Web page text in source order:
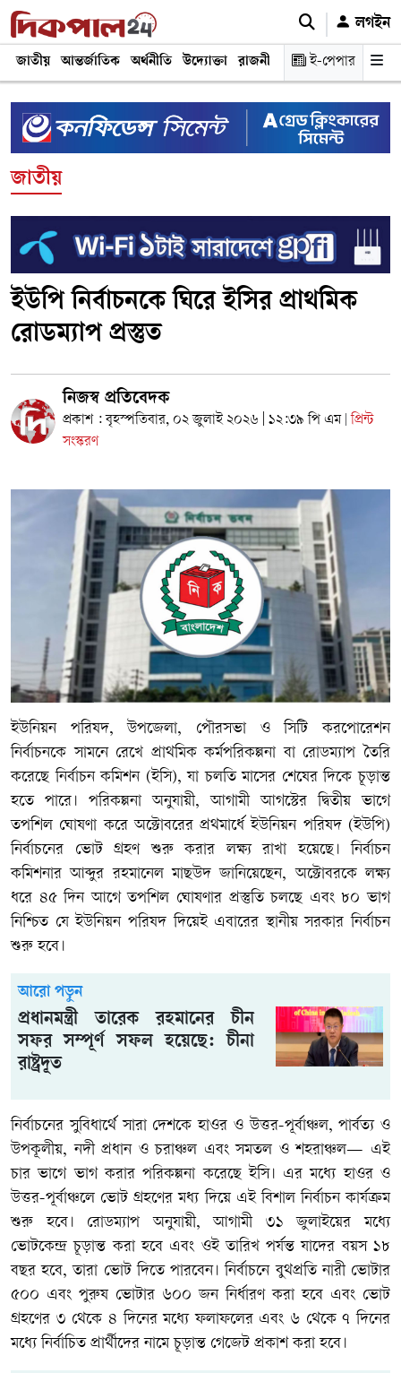
লগইন
জাতীয় আন্তর্জাতিক অর্থনীতি উদ্যোক্তা রাজনীতি শিক্ষা স্বাস্থ্য ও
ই-পেপার
জাতীয়
ইউপি নির্বাচনকে ঘিরে ইসির প্রাথমিক
রোডম্যাপ প্রস্তুত
নিজস্ব প্রতিবেদক
প্রকাশ : বৃহস্পতিবার, ০২ জুলাই ২০২৬ | ১২:৩৯ পি এম
প্রিন্ট
সংস্করণ
ইউনিয়ন পরিষদ, উপজেলা, পৌরসভা ও সিটি করপোরেশন
নির্বাচনকে সামনে রেখে প্রাথমিক কর্মপরিকল্পনা বা রোডম্যাপ তৈরি
করেছে নির্বাচন কমিশন (ইসি), যা চলতি মাসের শেষের দিকে চূড়ান্ত
হতে পারে। পরিকল্পনা অনুযায়ী, আগামী আগস্টের দ্বিতীয় ভাগে
তপশিল ঘোষণা করে অক্টোবরের প্রথমার্ধে ইউনিয়ন পরিষদ (ইউপি)
নির্বাচনের ভোট গ্রহণ শুরু করার লক্ষ্য রাখা হয়েছে। নির্বাচন
কমিশনার আব্দুর রহমানেল মাছউদ জানিয়েছেন, অক্টোবরকে লক্ষ্য
ধরে ৪৫ দিন আগে তপশিল ঘোষণার প্রস্তুতি চলছে এবং ৮০ ভাগ
নিশ্চিত যে ইউনিয়ন পরিষদ দিয়েই এবারের স্থানীয় সরকার নির্বাচন
শুরু হবে।
আরো পড়ুন
প্রধানমন্ত্রী তারেক রহমানের চীন
সফর সম্পূর্ণ সফল হয়েছে: চীনা
রাষ্ট্রদূত
নির্বাচনের সুবিধার্থে সারা দেশকে হাওর ও উত্তর-পূর্বাঞ্চল, পার্বত্য ও
উপকূলীয়, নদী প্রধান ও চরাঞ্চল এবং সমতল ও শহরাঞ্চল— এই
চার ভাগে ভাগ করার পরিকল্পনা করেছে ইসি। এর মধ্যে হাওর ও
উত্তর-পূর্বাঞ্চলে ভোট গ্রহণের মধ্য দিয়ে এই বিশাল নির্বাচন কার্যক্রম
শুরু হবে। রোডম্যাপ অনুযায়ী, আগামী ৩১ জুলাইয়ের মধ্যে
ভোটকেন্দ্র চূড়ান্ত করা হবে এবং ওই তারিখ পর্যন্ত যাদের বয়স ১৮
বছর হবে, তারা ভোট দিতে পারবেন। নির্বাচনে বুথপ্রতি নারী ভোটার
৫০০ এবং পুরুষ ভোটার ৬০০ জন নির্ধারণ করা হবে এবং ভোট
গ্রহণের ৩ থেকে ৪ দিনের মধ্যে ফলাফলের এবং ৬ থেকে ৭ দিনের
মধ্যে নির্বাচিত প্রার্থীদের নামে চূড়ান্ত গেজেট প্রকাশ করা হবে।